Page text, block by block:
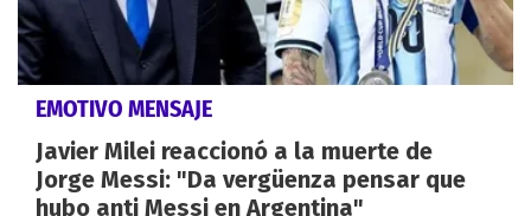
EMOTIVO MENSAJE
Javier Milei reaccionó a la muerte de
Jorge Messi: "Da vergüenza pensar que
hubo anti Messi en Argentina"